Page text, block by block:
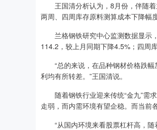
王国清分析认为，8月份，伴随着
两周、四周库存原料测算成本下降幅
兰格钢铁研究中心监测数据显示，
114.2，较上月同期下降4.5%；四周
“总的来说，在品种钢材价格跌幅
利均有所转差。”王国清说。
随着钢铁行业迎来传统“金九”需求
走弱，而内需环境有望企稳。而当前
“从国内环境来看股票杠杆高，随